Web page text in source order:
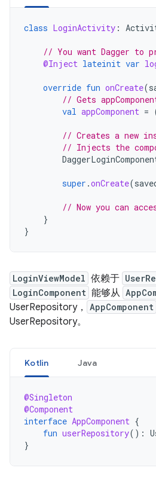
class LoginActivity :
// You want Dagger to
@Inject lateinit var
override fun onCreate(
// Gets
val appComponent =
// Creates a new
// Injects the
super .onCreate(
// Now you can
}
}
LoginViewModel 依赖于
LoginComponent 能够从
UserRepository，
AppComponent
UserRepository。
Kotlin Java
@Singleton
@Component
interface AppComponent {
fun userRepository():
}